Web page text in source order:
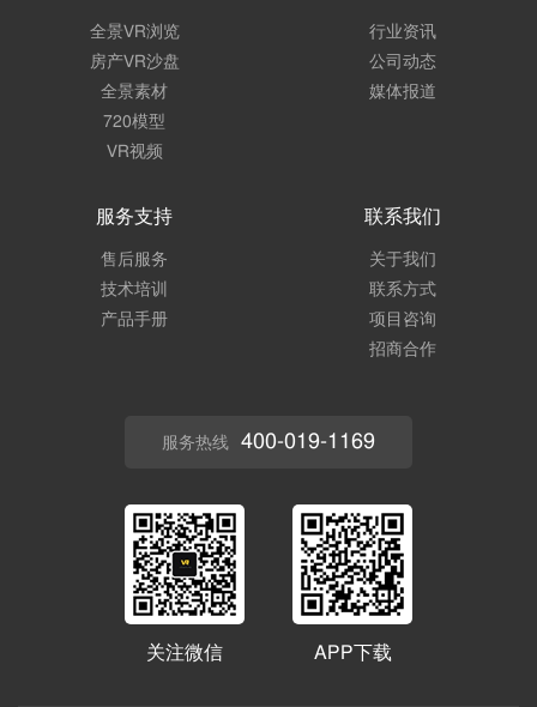
全景VR浏览
房产VR沙盘
全景素材
720模型
VR视频
行业资讯
公司动态
媒体报道
服务支持
售后服务
技术培训
产品手册
联系我们
关于我们
联系方式
项目咨询
招商合作
服务热线 400-019-1169
关注微信 APP下载